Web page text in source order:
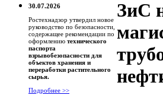
30.07.2026
Ростехнадзор утвердил новое
руководство по безопасности,
содержащее рекомендации по
оформлению технического
паспорта
взрывобезопасности для
объектов хранения и
переработки растительного
сырья.
Подробнее >>
ЗиС